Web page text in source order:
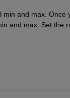
and max.
and max. Set the